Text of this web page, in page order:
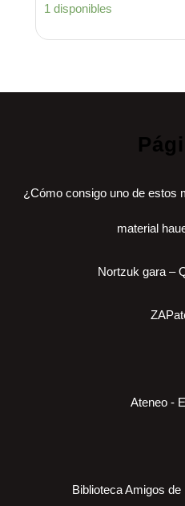
1 disponibles
¿Cómo consigo uno de estos
material
Nortzuk gara –
Ateneo -
Biblioteca Amigos